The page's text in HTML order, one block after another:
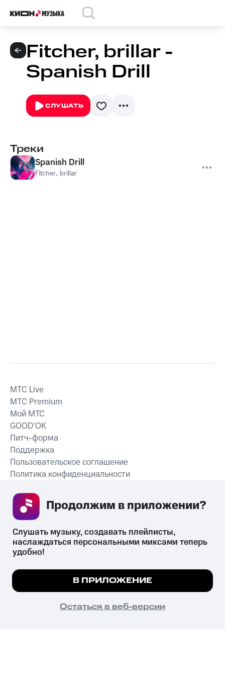
Fitcher, brillar -
Spanish Drill
СЛУШАТЬ
Треки
Spanish Drill
Fitcher, brillar
СКАЧАТЬ ПРИЛОЖЕНИЕ
MTС Live
MTС Premium
Мой МТС
GOOD’OK
Питч-форма
Поддержка
Пользовательское соглашение
Политика конфиденциальности
психотропных веществ, их аналогов причиняет вред здоровью,
их незаконный оборот запрещён и влечёт установленную
законодательством ответственность.
© 2026 ООО «КИОН».
Все права защищены
Мы используем куки, чтобы на сайте все
Подробнее
ПОНЯТНО
Слушать музыку, создавать плейлисты,
наслаждаться персональными миксами теперь
удобно!
В ПРИЛОЖЕНИЕ
Остаться в веб-версии